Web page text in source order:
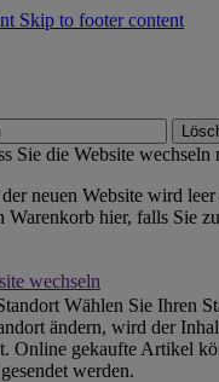
Skip to footer content
Sie die Website wechseln
neuen Website wird
Warenkorb hier, falls Sie
wechseln
Wählen Sie Ihren
ändern, wird der
Online gekaufte Artikel
werden.